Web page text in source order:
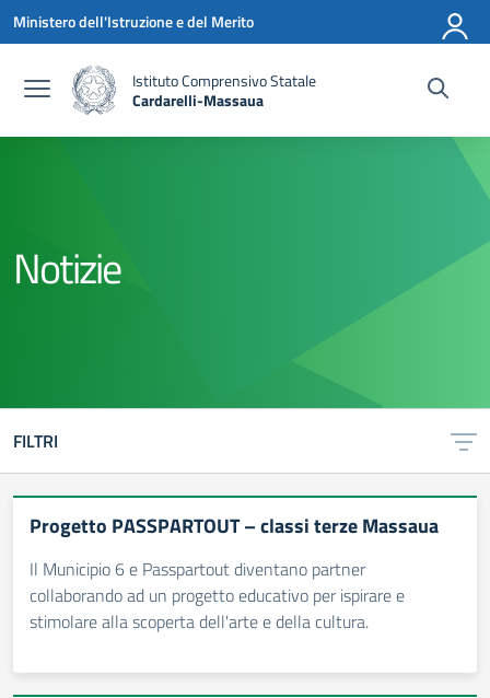
Vai ai contenuti
Vai al menu di navigazione
Vai al footer
Ministero dell'Istruzione e del Merito
Istituto Comprensivo Statale
Cardarelli-Massaua
Notizie
FILTRI
Progetto PASSPARTOUT – classi terze Massaua
Il Municipio 6 e Passpartout diventano partner
collaborando ad un progetto educativo per ispirare e
stimolare alla scoperta dell'arte e della cultura.